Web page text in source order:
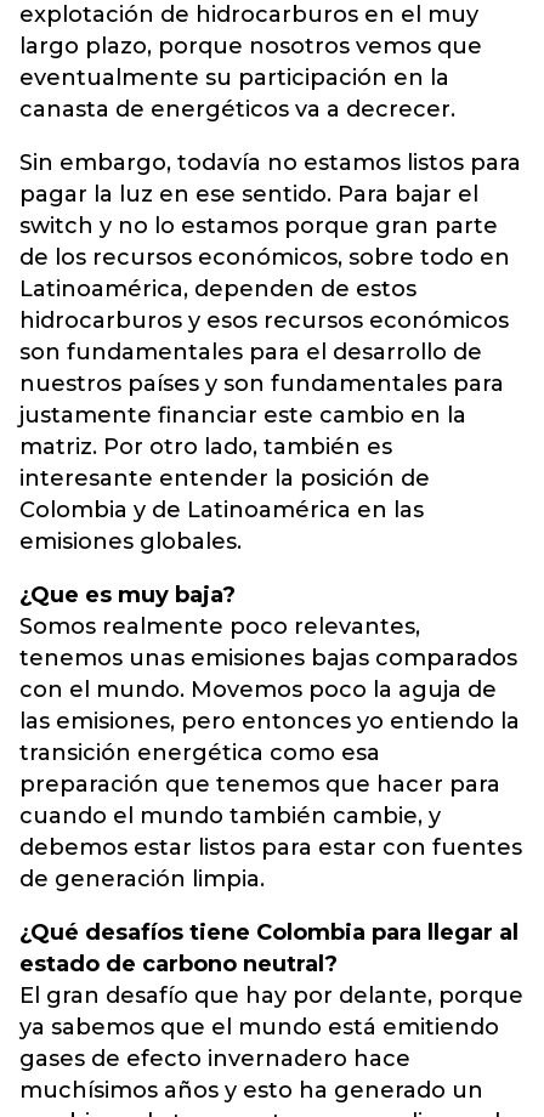
explotación de hidrocarburos en el muy
largo plazo, porque nosotros vemos que
eventualmente su participación en la
canasta de energéticos va a decrecer.
Sin embargo, todavía no estamos listos para
pagar la luz en ese sentido. Para bajar el
switch y no lo estamos porque gran parte
de los recursos económicos, sobre todo en
Latinoamérica, dependen de estos
hidrocarburos y esos recursos económicos
son fundamentales para el desarrollo de
nuestros países y son fundamentales para
justamente financiar este cambio en la
matriz. Por otro lado, también es
interesante entender la posición de
Colombia y de Latinoamérica en las
emisiones globales.
¿Que es muy baja?
Somos realmente poco relevantes,
tenemos unas emisiones bajas comparados
con el mundo. Movemos poco la aguja de
las emisiones, pero entonces yo entiendo la
transición energética como esa
preparación que tenemos que hacer para
cuando el mundo también cambie, y
debemos estar listos para estar con fuentes
de generación limpia.
¿Qué desafíos tiene Colombia para llegar al
estado de carbono neutral?
El gran desafío que hay por delante, porque
ya sabemos que el mundo está emitiendo
gases de efecto invernadero hace
muchísimos años y esto ha generado un